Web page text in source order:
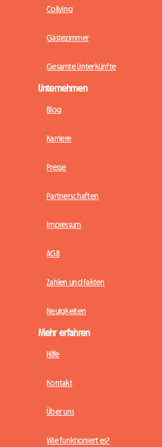
Coliving
Gästezimmer
Gesamte Unterkünfte
Unternehmen
Blog
Karriere
Presse
Partnerschaften
Impressum
AGB
Zahlen und Fakten
Neuigkeiten
Mehr erfahren
Hilfe
Kontakt
Über uns
Wie funktioniert es?